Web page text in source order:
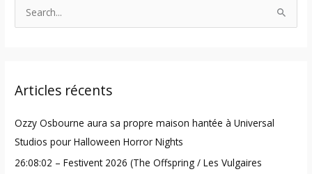
c
f
o
r
Articles récents
Ozzy Osbourne aura sa propre maison hantée à Universal
Studios pour Halloween Horror Nights
26:08:02 – Festivent 2026 (The Offspring / Les Vulgaires